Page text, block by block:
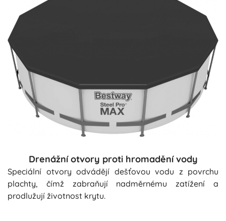
Drenážní otvory proti hromadění vody
Speciální otvory odvádějí dešťovou vodu z povrchu
plachty, čímž zabraňují nadměrnému zatížení a
prodlužují životnost krytu.